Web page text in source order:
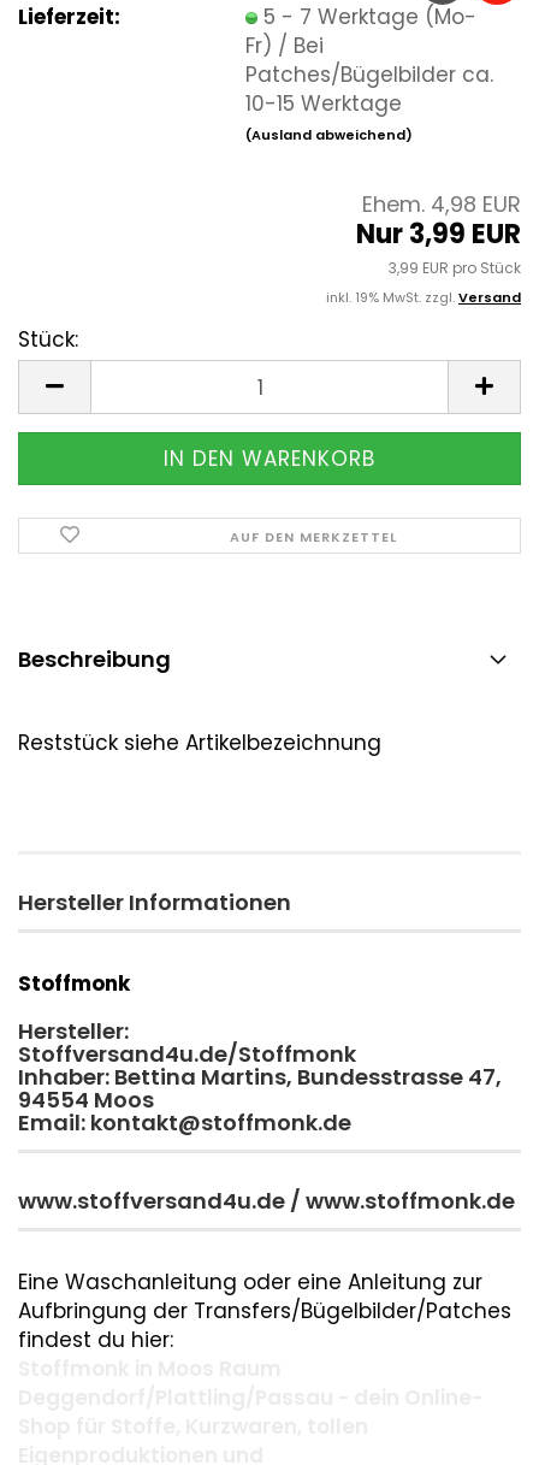
Lieferzeit:
5 - 7 Werktage (Mo-
Fr) / Bei
Patches/Bügelbilder ca.
10-15 Werktage
(Ausland abweichend)
Ehem. 4,98 EUR
Nur 3,99 EUR
3,99 EUR pro Stück
inkl. 19% MwSt. zzgl.Versand
Stück:
AUF DEN MERKZETTEL
Beschreibung
Reststück siehe Artikelbezeichnung
Hersteller Informationen
Stoffmonk
Hersteller:
Stoffversand4u.de/Stoffmonk
Inhaber: Bettina Martins, Bundesstrasse 47,
94554 Moos
Email: kontakt@stoffmonk.de
www.stoffversand4u.de / www.stoffmonk.de
Eine Waschanleitung oder eine Anleitung zur
Aufbringung der Transfers/Bügelbilder/Patches
findest du hier: